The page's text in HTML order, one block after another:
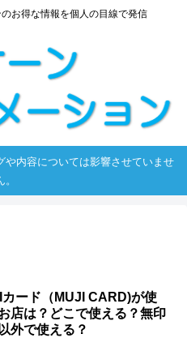
お得な情報を個人の目線で発信
や内容については影響させていませ
。
カード（MUJI CARD)が使
店は？どこで使える？無印
外で使える？